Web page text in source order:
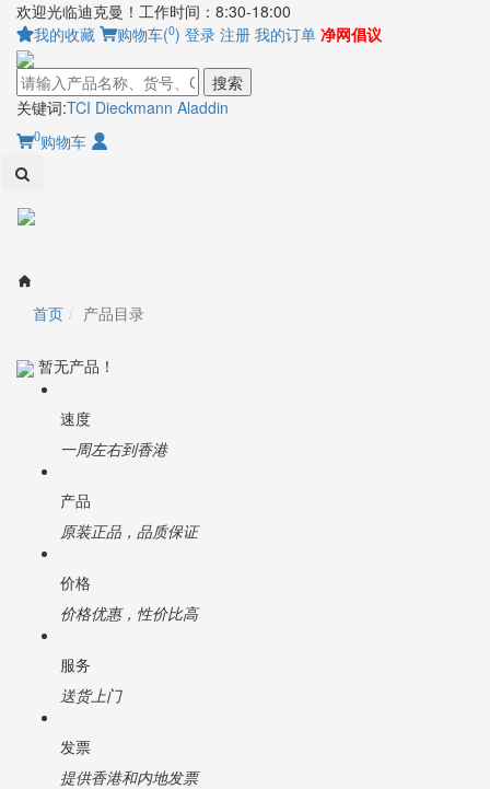
欢迎光临迪克曼！工作时间：8:30-18:00
我的收藏
购物车(0) 登录 注册 我的订单 净网倡议
搜索
关键词:TCI Dieckmann Aladdin
0购物车
首页 产品目录
暂无产品！
速度
一周左右到香港
产品
原装正品，品质保证
价格
价格优惠，性价比高
服务
送货上门
发票
提供香港和内地发票